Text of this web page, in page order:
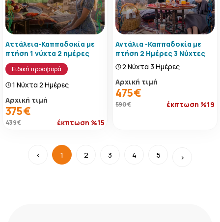
Αττάλεια-Καππαδοκία με
πτήση 1 νύχτα 2 ημέρες
Ειδική προσφορά
1 Νύχτα 2 Ημέρες
Αρχική τιμή
375 €
439 € έκπτωση %15
Αντάλια -Καππαδοκία με
πτήση 2 Ημέρες 3 Νύχτες
2 Νύχτα 3 Ημέρες
Αρχική τιμή
475 €
590 € έκπτωση %19
‹ 1 2 3 4 5 ›